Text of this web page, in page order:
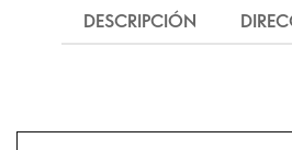
DESCRIPCIÓN